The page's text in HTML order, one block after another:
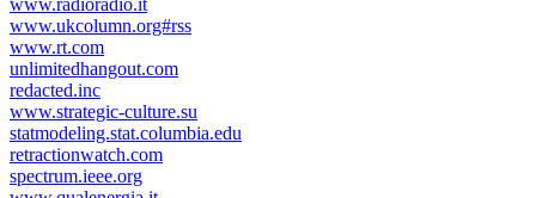
www.radioradio.it
www.ukcolumn.org#rss
www.rt.com
unlimitedhangout.com
redacted.inc
www.strategic-culture.su
statmodeling.stat.columbia.edu
retractionwatch.com
spectrum.ieee.org